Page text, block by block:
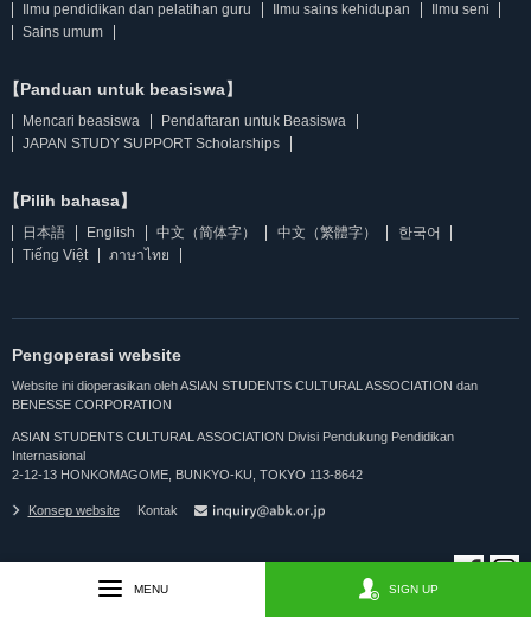
Ilmu pendidikan dan pelatihan guru
Ilmu sains kehidupan
Ilmu seni
Sains umum
【Panduan untuk beasiswa】
Mencari beasiswa
Pendaftaran untuk Beasiswa
JAPAN STUDY SUPPORT Scholarships
【Pilih bahasa】
日本語 English 中文（简体字） 中文（繁體字）
한국어
Tiếng Việt
ภาษาไทย
Pengoperasi website
Website ini dioperasikan oleh ASIAN STUDENTS CULTURAL ASSOCIATION dan
BENESSE CORPORATION
ASIAN STUDENTS CULTURAL ASSOCIATION Divisi Pendukung Pendidikan
Internasional
2-12-13 HONKOMAGOME, BUNKYO-KU, TOKYO 113-8642
Konsep website Kontak
MENU SIGN UP